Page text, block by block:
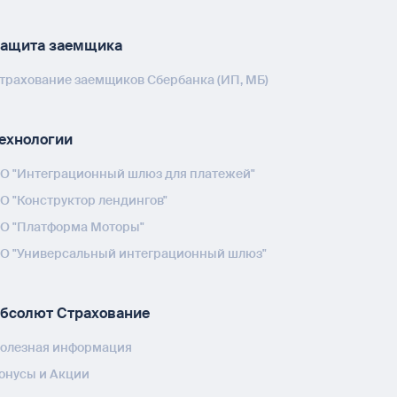
заемщика
заемщиков Сбербанка (ИП, МБ)
"Интеграционный шлюз для платежей"
"Конструктор лендингов"
"Платформа Моторы"
"Универсальный интеграционный шлюз"
Страхование
информация
и Акции